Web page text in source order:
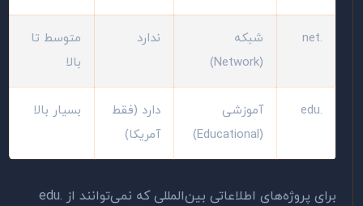
شبکه
ندارد
متوسط تا
بالا
آموزشی
دارد (فقط
آمریکا)
بسیار بالا
برای پروژه‌های اطلاعاتی بین‌المللی که نمی‌توانند از .edu